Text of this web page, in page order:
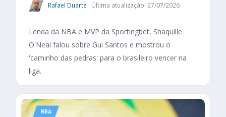
Rafael Duarte Última atualização: 27/07/2026
Lenda da NBA e MVP da Sportingbet, Shaquille
O'Neal falou sobre Gui Santos e mostrou o
'caminho das pedras' para o brasileiro vencer na
liga.
NBA